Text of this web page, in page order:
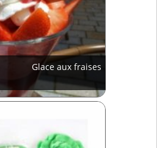
Glace aux fraises